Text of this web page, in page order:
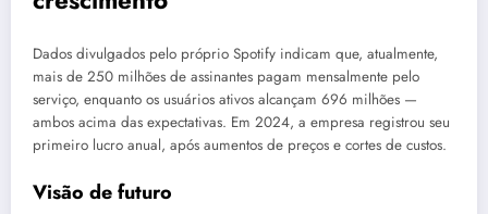
Dados divulgados pelo próprio Spotify indicam que, atualmente,
mais de 250 milhões de assinantes pagam mensalmente pelo
serviço, enquanto os usuários ativos alcançam 696 milhões —
ambos acima das expectativas. Em 2024, a empresa registrou seu
primeiro lucro anual, após aumentos de preços e cortes de custos.
Visão de futuro